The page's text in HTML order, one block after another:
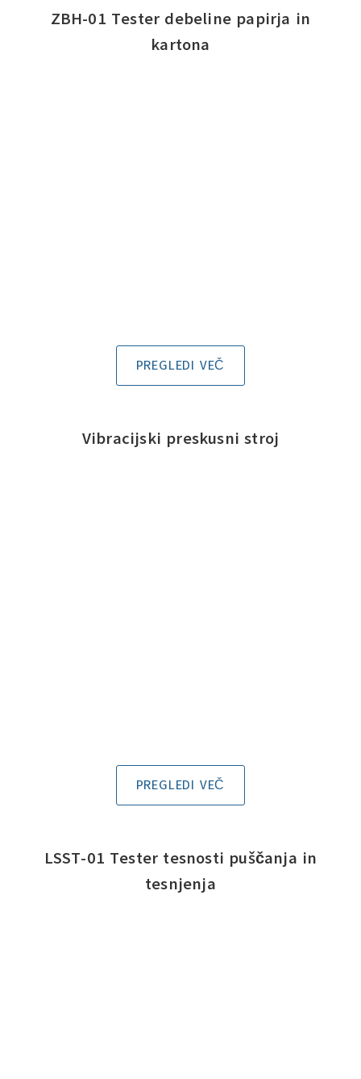
ZBH-01 Tester debeline papirja in
kartona
PREGLEDI VEČ
Vibracijski preskusni stroj
PREGLEDI VEČ
LSST-01 Tester tesnosti puščanja in
tesnjenja